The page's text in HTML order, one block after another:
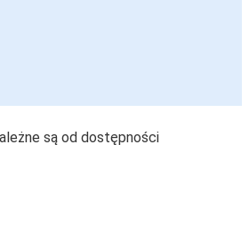
są od dostępności